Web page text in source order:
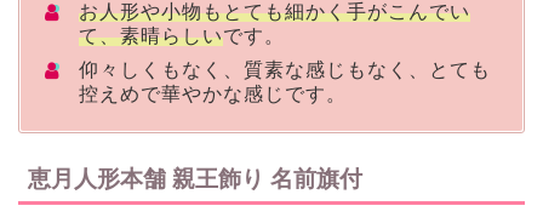
お人形や小物もとても細かく手がこんでい
て、素晴らしいです。
仰々しくもなく、質素な感じもなく、とても
控えめで華やかな感じです。
恵月人形本舗 親王飾り 名前旗付